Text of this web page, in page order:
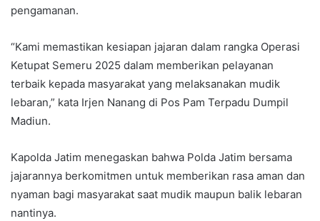
pengamanan.
“Kami memastikan kesiapan jajaran dalam rangka Operasi
Ketupat Semeru 2025 dalam memberikan pelayanan
terbaik kepada masyarakat yang melaksanakan mudik
lebaran,” kata Irjen Nanang di Pos Pam Terpadu Dumpil
Madiun.
Kapolda Jatim menegaskan bahwa Polda Jatim bersama
jajarannya berkomitmen untuk memberikan rasa aman dan
nyaman bagi masyarakat saat mudik maupun balik lebaran
nantinya.